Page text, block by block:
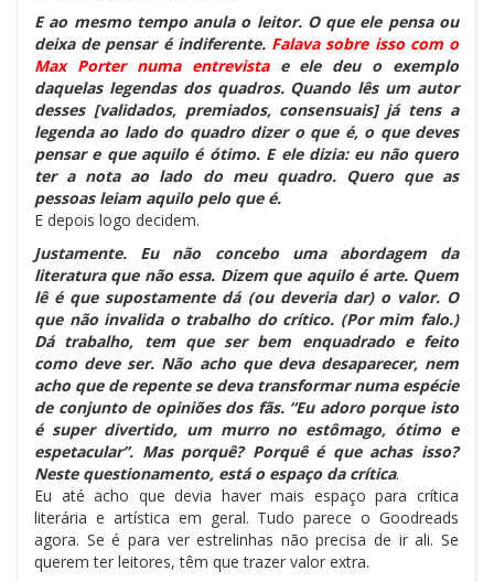
E ao mesmo tempo anula o leitor. O que ele pensa ou
deixa de pensar é indiferente. Falava sobre isso com o
Max Porter numa entrevistae ele deu o exemplo
daquelas legendas dos quadros. Quando lês um autor
desses [validados, premiados, consensuais] já tens a
legenda ao lado do quadro dizer o que é, o que deves
pensar e que aquilo é ótimo. E ele dizia: eu não quero
ter a nota ao lado do meu quadro. Quero que as
pessoas leiam aquilo pelo que é.
E depois logo decidem.
Justamente. Eu não concebo uma abordagem da
literatura que não essa. Dizem que aquilo é arte. Quem
lê é que supostamente dá (ou deveria dar) o valor. O
que não invalida o trabalho do crítico. (Por mim falo.)
Dá trabalho, tem que ser bem enquadrado e feito
como deve ser. Não acho que deva desaparecer, nem
acho que de repente se deva transformar numa espécie
de conjunto de opiniões dos fãs. “Eu adoro porque isto
é super divertido, um murro no estômago, ótimo e
espetacular”. Mas porquê? Porquê é que achas isso?
Neste questionamento, está o espaço da crítica.
Eu até acho que devia haver mais espaço para crítica
literária e artística em geral. Tudo parece o Goodreads
agora. Se é para ver estrelinhas não precisa de ir ali. Se
querem ter leitores, têm que trazer valor extra.